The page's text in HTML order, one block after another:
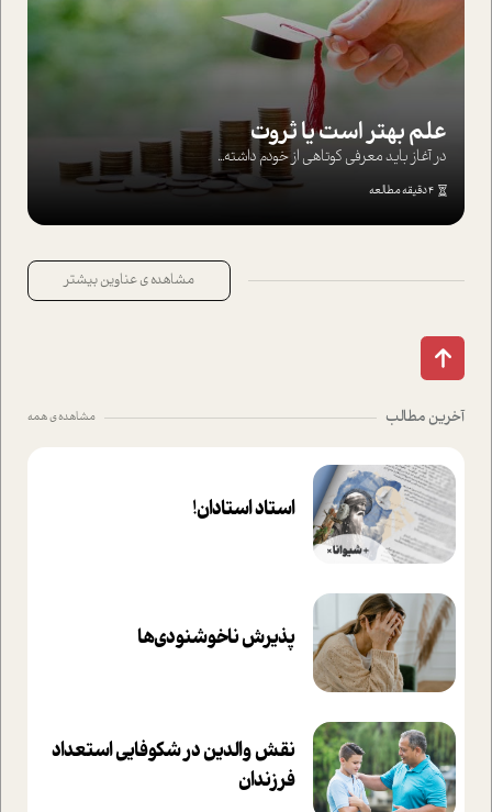
علم بهتر است یا ثروت
در آغاز باید معرفی کوتاهی از خودم داشته...
4 دقیقه مطالعه
مشاهده ی عناوین بیشتر
آخرین مطالب مشاهده ی همه
استاد استادان!
پذیرش ناخوشنودی‌ها
نقش والدین در شکوفا‌یی ا‌ستعداد
فرزندان‌